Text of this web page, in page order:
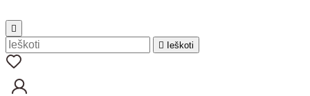


Ieškoti